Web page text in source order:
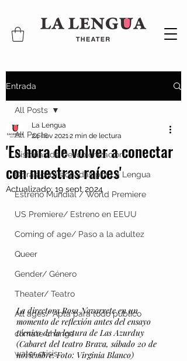
Entrada
All Posts
Historias de Descolonización
Obras comisionadas por La Lengua
Estreno Mundial / World Premiere
US Premiere/ Estreno en EEUU
Coming of age/ Paso a la adultez
Queer
Gender/ Género
Theater/ Teatro
All ages/ Apta para todo público
climate change
water crisis
All Posts
'Es hora de volver a conectar
con nuestras raíces'
La Lengua
24 nov 20212 min de lectura
Actualizado: 19 sept 2024
La directora Rosa Navarrete en un
momento de reflexión antes del ensayo
técnico de la lectura de Las Azurduy
(Cabaret del teatro Brava, sábado 20 de
noviembre. Foto: Virginia Blanco)